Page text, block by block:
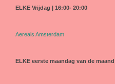
ELKE Vrijdag | 16:00- 20:00
Aereals Amsterdam
ELKE eerste maandag van de